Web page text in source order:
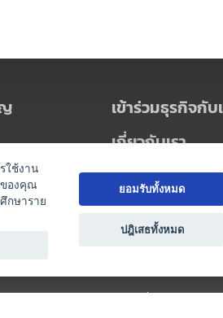
เข้าร่วมธุรกิจกับ
เกี่ยวกับเรา
เกี่ยวกับ Thai MICE
นโยบายความเป็นส่วนตัว
ข้อตกลง และเงื่อนไขกา
ใช้งาน
ของคุณ
กษาราย
ยอมรับทั้งหมด
ปฎิเสธทั้งหมด